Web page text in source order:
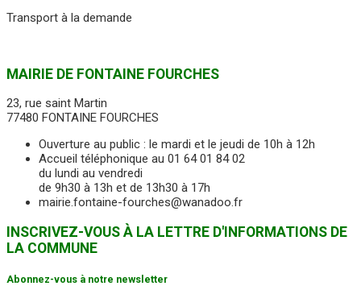
Transport à la demande
MAIRIE DE FONTAINE FOURCHES
23, rue saint Martin
77480 FONTAINE FOURCHES
Ouverture au public : le mardi et le jeudi de 10h à 12h
Accueil téléphonique au 01 64 01 84 02
du lundi au vendredi
de 9h30 à 13h et de 13h30 à 17h
mairie.fontaine-fourches@wanadoo.fr
INSCRIVEZ-VOUS À LA LETTRE D'INFORMATIONS DE
LA COMMUNE
Abonnez-vous à notre newsletter